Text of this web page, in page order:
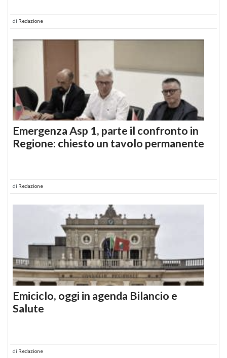
di Redazione
Emergenza Asp 1, parte il confronto in
Regione: chiesto un tavolo permanente
di Redazione
Emiciclo, oggi in agenda Bilancio e
Salute
di Redazione